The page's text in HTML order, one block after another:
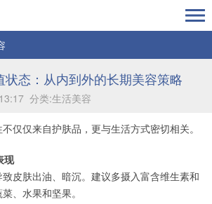
态：从内到外的长期美容策略
分类:生活美容
仅仅来自护肤品，更与生活方式密切相关。
现
皮肤出油、暗沉。建议多摄入富含维生素和
、水果和坚果。